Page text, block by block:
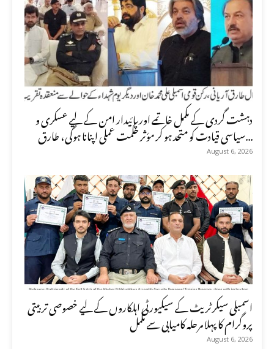
دہشت گردی کے مکمل خاتمے اور پائیدار امن کے لیے عسکری و
سیاسی قیادت کو متحد ہو کر مؤثر حکمت عملی اپنانا ہوگی، طارق...
August 6, 2026
اسمبلی سیکرٹریٹ کے سیکیورٹی اہلکاروں کے لیے خصوصی تربیتی
پروگرام کا پہلا مرحلہ کامیابی سے مکمل
August 6, 2026